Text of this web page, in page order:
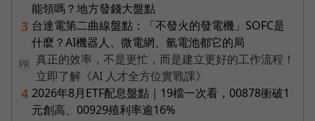
能領嗎？地方發錢大盤點
3 台達電第二曲線盤點：「不發火的發電機」SOFC是
什麼？AI機器人、微電網、氫電池都它的局
PR
真正的效率，不是更忙，而是建立更好的工作流程！
立即了解《AI 人才全方位實戰課》
4 2026年8月ETF配息盤點｜19檔一次看，00878衝破1
元創高、00929殖利率逾16%